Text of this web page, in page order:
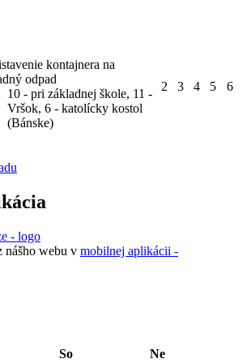
kontajnera na
odpad
10 - pri základnej škole, 11 -
Vršok, 6 - katolícky kostol
(Bánske)
2 3 4 5 6
nášho webu v mobilnej aplikácii -
So Ne